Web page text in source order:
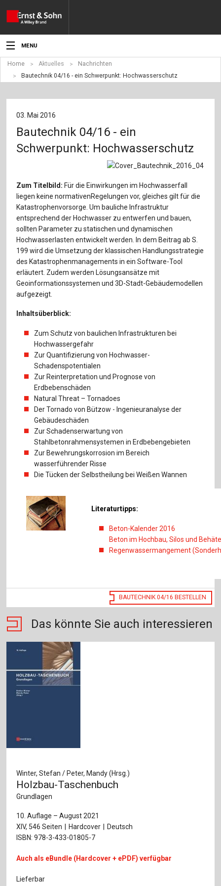
MENU
Aktuelles
Angebote
Fachgebiete
Service
Für Autor:innen
Sprache / Language: DE Sprache / Language: EN
Home Aktuelles
Nachrichten
Bautechnik 04/16 - ein Schwerpunkt: Hochwasserschutz
03. Mai 2016
Bautechnik 04/16 - ein
Schwerpunkt: Hochwasserschutz
Zum Titelbild:Für die Einwirkungen im Hochwasserfall
liegen keine normativenRegelungen vor, gleiches gilt für die
Katastrophenvorsorge. Um bauliche Infrastruktur
entsprechend der Hochwasser zu entwerfen und bauen,
sollten Parameter zu statischen und dynamischen
Hochwasserlasten entwickelt werden. In dem Beitrag ab S.
199 wird die Umsetzung der klassischen Handlungsstrategie
des Katastrophenmanagements in ein Software-Tool
erläutert. Zudem werden Lösungsansätze mit
Geoinformationssystemen und 3D-Stadt-Gebäudemodellen
aufgezeigt.
Inhaltsüberblick:
Zum Schutz von baulichen Infrastrukturen bei
Hochwassergefahr
Zur Quantifizierung von Hochwasser-
Schadenspotentialen
Zur Reinterpretation und Prognose von
Erdbebenschäden
Natural Threat – Tornadoes
Der Tornado von Bützow - Ingenieuranalyse der
Gebäudeschäden
Zur Schadenserwartung von
Stahlbetonrahmensystemen in Erdbebengebieten
Zur Bewehrungskorrosion im Bereich
wasserführender Risse
Die Tücken der Selbstheilung bei Weißen Wannen
Literaturtipps:
Beton-Kalender 2016
Beton im Hochbau, Silos und
Regenwassermangement
BAUTECHNIK 04/16 BESTELLEN
Das könnte Sie auch interessieren
Winter, Stefan / Peter, Mandy (Hrsg.)
Holzbau-Taschenbuch
Grundlagen
10. Auflage – August 2021
XIV, 546 Seiten
Hardcover
Deutsch
ISBN: 978-3-433-01805-7
Auch als eBundle (Hardcover + ePDF) verfügbar
Lieferbar